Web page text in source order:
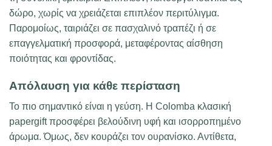
δώρο, χωρίς να χρειάζεται επιπλέον περιτύλιγμα.
Παρομοίως, ταιριάζει σε πασχαλινό τραπέζι ή σε
επαγγελματική προσφορά, μεταφέροντας αίσθηση
ποιότητας και φροντίδας.
Απόλαυση για κάθε περίσταση
Το πιο σημαντικό είναι η γεύση. Η Colomba κλασική
papergift προσφέρει βελούδινη υφή και ισορροπημένο
άρωμα. Όμως, δεν κουράζει τον ουρανίσκο. Αντίθετα,